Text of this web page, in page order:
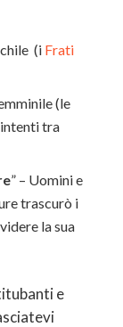
(i Frati
(le
tra
” – Uomini e
trascurò i
la sua
e